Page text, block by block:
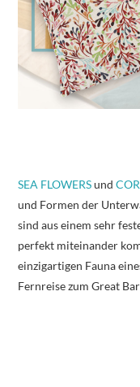
SEA FLOWERSund
und Formen der
sind aus einem sehr
perfekt miteinander
einzigartigen Fauna
Fernreise zum Great